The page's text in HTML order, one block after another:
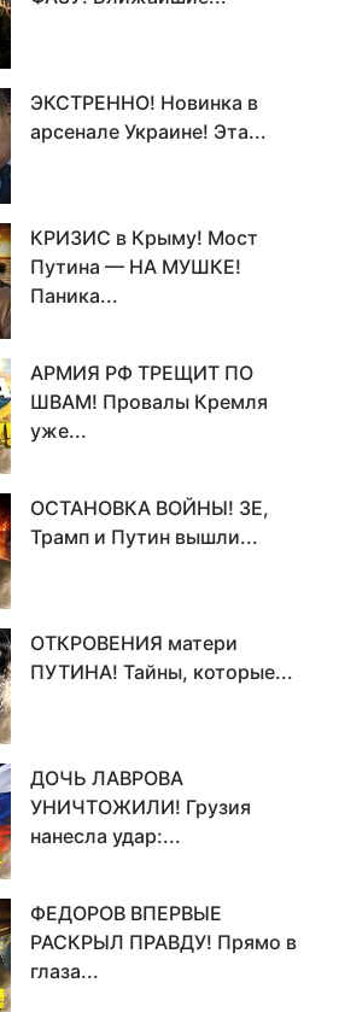
ЭКСТРЕННО! Новинка в
арсенале Украине! Эта...
КРИЗИС в Крыму! Мост
Путина — НА МУШКЕ!
Паника...
АРМИЯ РФ ТРЕЩИТ ПО
ШВАМ! Провалы Кремля
уже...
ОСТАНОВКА ВОЙНЫ! ЗЕ,
Трамп и Путин вышли...
ОТКРОВЕНИЯ матери
ПУТИНА! Тайны, которые...
ДОЧЬ ЛАВРОВА
УНИЧТОЖИЛИ! Грузия
нанесла удар:...
ФЕДОРОВ ВПЕРВЫЕ
РАСКРЫЛ ПРАВДУ! Прямо в
глаза...